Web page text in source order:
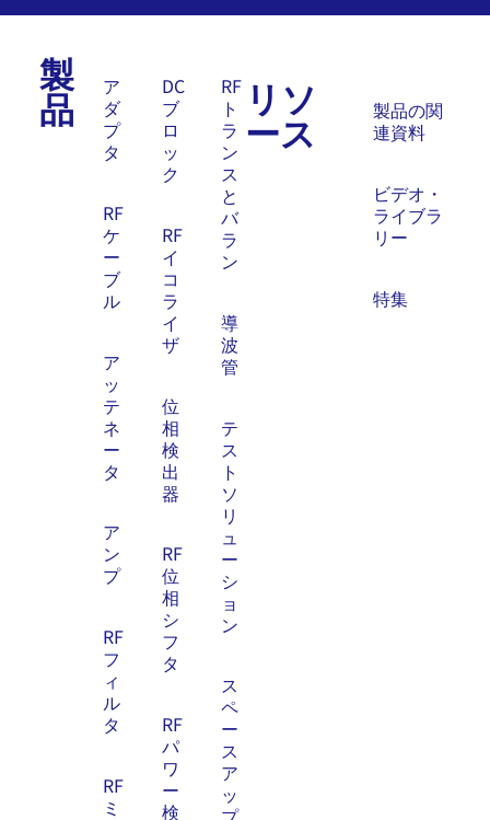
製
品
ア
ダ
プ
タ
RF
ケ
ー
ブ
ル
ア
ッ
テ
ネ
ー
タ
ア
ン
プ
RF
フ
ィ
ル
タ
RF
ミ
DC
ブ
ロ
ッ
ク
RF
イ
コ
ラ
イ
ザ
位
相
検
出
器
RF
位
相
シ
フ
タ
RF
パ
ワ
ー
検
RF
ト
ラ
ン
ス
と
バ
ラ
ン
導
波
管
テ
ス
ト
ソ
リ
ュ
ー
シ
ョ
ン
ス
ペ
ー
ス
ア
ッ
リソ
ース
製品の関
連資料
ビデオ・
ライブラ
リー
特集